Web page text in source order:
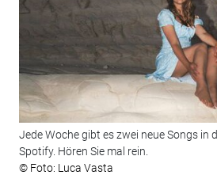
Jede Woche gibt es zwei neue Songs in
Spotify. Hören Sie mal rein.
© Foto: Luca Vasta